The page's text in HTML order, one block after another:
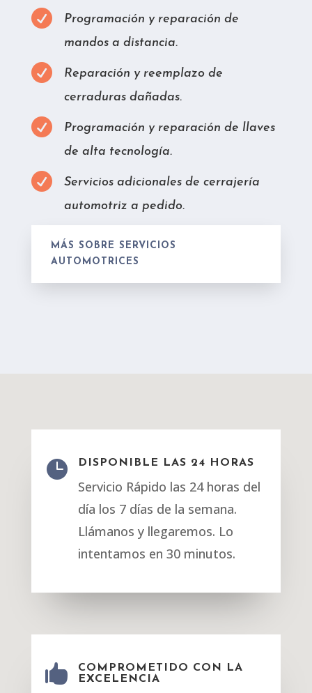

Programación y reparación de
mandos a distancia.

Reparación y reemplazo de
cerraduras dañadas.

Programación y reparación de llaves
de alta tecnología.

Servicios adicionales de cerrajería
automotriz a pedido.
MÁS SOBRE SERVICIOS
AUTOMOTRICES
 DISPONIBLE LAS 24 HORAS
Servicio Rápido las 24 horas del
día los 7 días de la semana.
Llámanos y llegaremos. Lo
intentamos en 30 minutos.

COMPROMETIDO CON LA
EXCELENCIA